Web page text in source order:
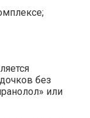
без
или